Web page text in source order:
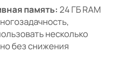
память: 24 ГБ RAM
несколько
без снижения